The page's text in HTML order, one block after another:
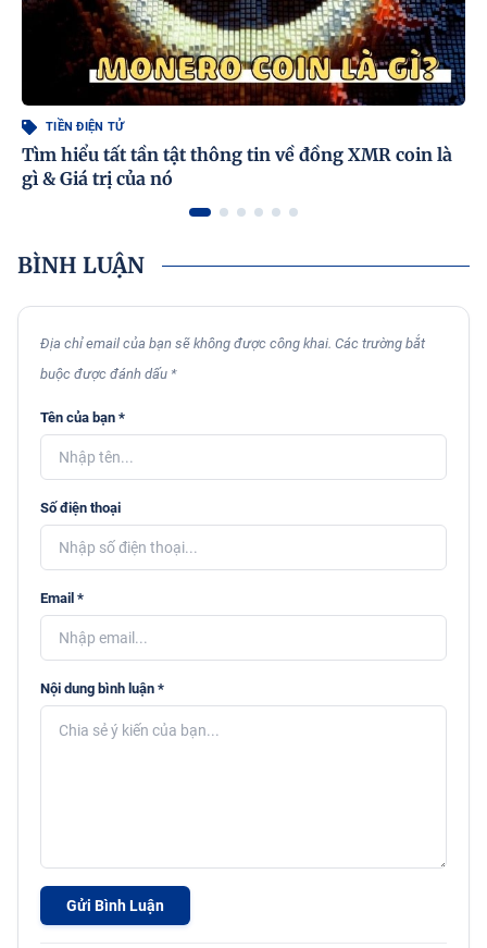
TIỀN ĐIỆN TỬ
Tìm hiểu tất tần tật thông tin về đồng XMR coin là
gì & Giá trị của nó
BÌNH LUẬN
Địa chỉ email của bạn sẽ không được công khai. Các trường bắt
buộc được đánh dấu *
Tên của bạn *
Số điện thoại
Email *
Nội dung bình luận *
Gửi Bình Luận